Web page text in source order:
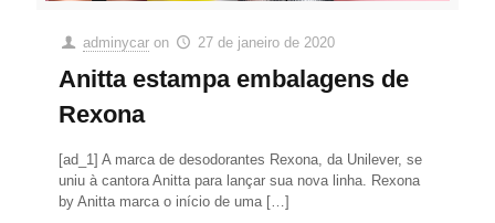
adminycar on 27 de janeiro de 2020
Anitta estampa embalagens de
Rexona
[ad_1] A marca de desodorantes Rexona, da Unilever, se
uniu à cantora Anitta para lançar sua nova linha. Rexona
by Anitta marca o início de uma […]